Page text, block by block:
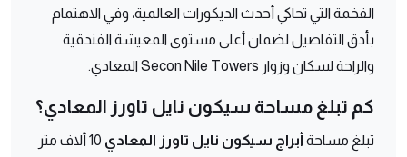
الفخمة التي تحاكي أحدث الديكورات العالمية، وفي الاهتمام
بأدق التفاصيل لضمان أعلى مستوى المعيشة الفندقية
والراحة لسكان وزوار Secon Nile Towers المعادي.
كم تبلغ مساحة سيكون نايل تاورز المعادي؟
تبلغ مساحة أبراج سيكون نايل تاورز المعادي
10 ألاف متر